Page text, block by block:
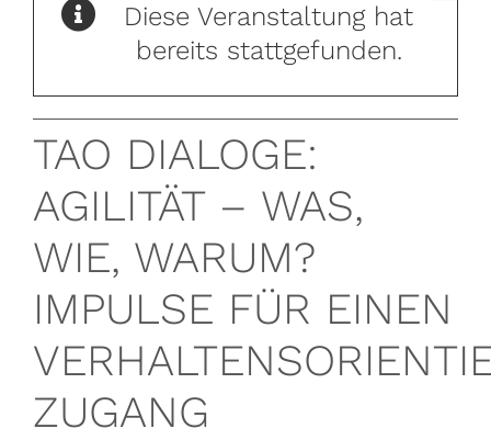
Coaching/Supervision
Team
Termine
Referenzen
Fachbeiträge
Diese Veranstaltung hat
bereits stattgefunden.
TAO DIALOGE:
AGILITÄT – WAS,
WIE, WARUM?
IMPULSE FÜR EINEN
ZUGANG